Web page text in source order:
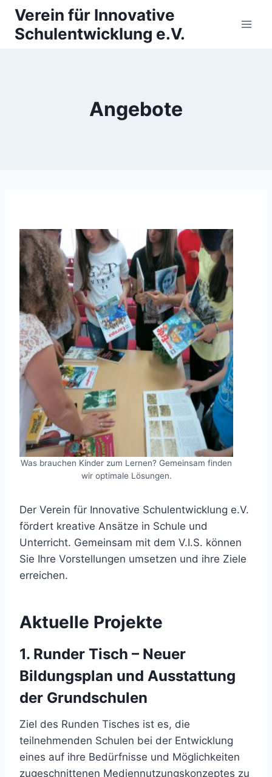
Zum
Inhalt
springen
Verein für Innovative
Schulentwicklung e.V.
Angebote
Was brauchen Kinder zum Lernen? Gemeinsam finden
wir optimale Lösungen.
Der Verein für Innovative Schulentwicklung e.V.
fördert kreative Ansätze in Schule und
Unterricht. Gemeinsam mit dem V.I.S. können
Sie Ihre Vorstellungen umsetzen und ihre Ziele
erreichen.
Aktuelle Projekte
1. Runder Tisch – Neuer
Bildungsplan und Ausstattung
der Grundschulen
Ziel des Runden Tisches ist es, die
teilnehmenden Schulen bei der Entwicklung
eines auf ihre Bedürfnisse und Möglichkeiten
zugeschnittenen Mediennutzungskonzeptes zu